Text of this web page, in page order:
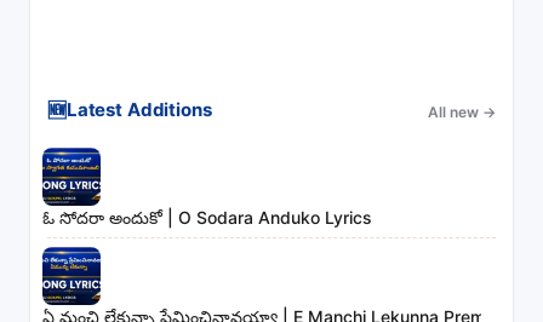
🆕Latest Additions All new →
ఓ సోదరా అందుకో | O Sodara Anduko Lyrics
ఏ మంచి లేకున్నా ప్రేమించినావయ్యా | E Manchi Lekunna